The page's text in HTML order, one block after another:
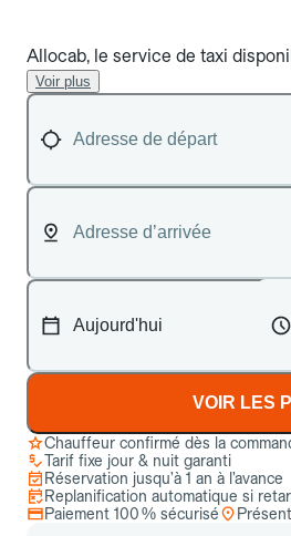
Allocab, le service de taxi
Voir plus
VOIR LES
Chauffeur confirmé dès la
Tarif fixe jour & nuit garanti
Réservation jusqu’à 1 an à l’avance
Replanification automatique si
Paiement 100 % sécurisé